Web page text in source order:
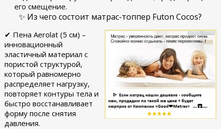
его смещение.
✨ Из чего состоит матрас-топпер Futon Cocos?
✔ Пена Aerolat (5 см) –
инновационный
эластичный материал с
пористой структурой,
который равномерно
распределяет нагрузку,
повторяет контуры тела и
быстро восстанавливает
форму после снятия
давления.